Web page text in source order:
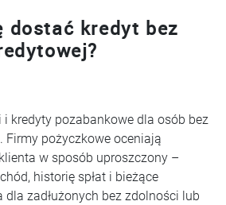
dostać kredyt bez
kredyty pozabankowe dla osób bez
Firmy pożyczkowe oceniają
w sposób uproszczony –
historię spłat i bieżące
dla zadłużonych bez zdolności lub